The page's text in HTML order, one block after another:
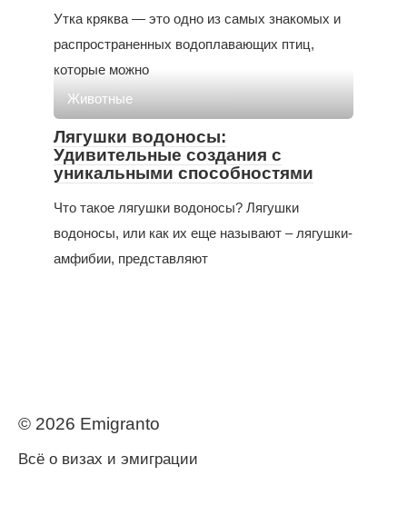
Утка кряква — это одно из самых знакомых и
распространенных водоплавающих птиц,
которые можно
Животные
Лягушки водоносы:
Удивительные создания с
уникальными способностями
Что такое лягушки водоносы? Лягушки
водоносы, или как их еще называют – лягушки-
амфибии, представляют
© 2026 Еmigranto
Всё о визах и эмиграции